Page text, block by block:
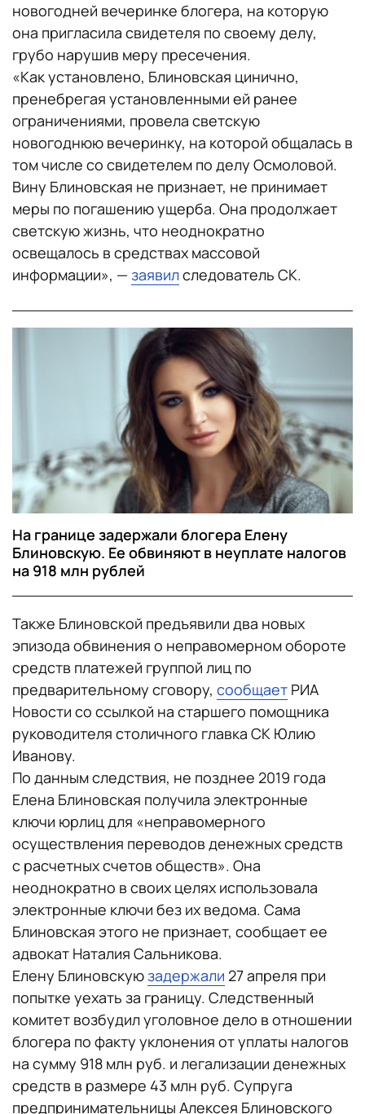
новогодней вечеринке блогера, на которую
она пригласила свидетеля по своему делу,
грубо нарушив меру пресечения.
«‎Как установлено, Блиновская цинично,
пренебрегая установленными ей ранее
ограничениями, провела светскую
новогоднюю вечеринку, на которой общалась в
том числе со свидетелем по делу Осмоловой.
Вину Блиновская не признает, не принимает
меры по погашению ущерба. Она продолжает
светскую жизнь, что неоднократно
освещалось в средствах массовой
информации», — заявилследователь СК.
На границе задержали блогера Елену
Блиновскую. Ее обвиняют в неуплате налогов
на 918 млн рублей
Также Блиновской предъявили два новых
эпизода обвинения о неправомерном обороте
средств платежей группой лиц по
предварительному сговору, сообщает РИА
Новости со ссылкой на старшего помощника
руководителя столичного главка СК Юлию
Иванову.
По данным следствия, не позднее 2019 года
Елена Блиновская получила электронные
ключи юрлиц для «неправомерного
осуществления переводов денежных средств
с расчетных счетов обществ». Она
неоднократно в своих целях использовала
электронные ключи без их ведома. Сама
Блиновская этого не признает, сообщает ее
адвокат Наталия Сальникова.
Елену Блиновскуюзадержали 27 апреля при
попытке уехать за границу. Следственный
комитет возбудил уголовное дело в отношении
блогера по факту уклонения от уплаты налогов
на сумму 918 млн руб. и легализации денежных
средств в размере 43 млн руб. Супруга
предпринимательницы Алексея Блиновского